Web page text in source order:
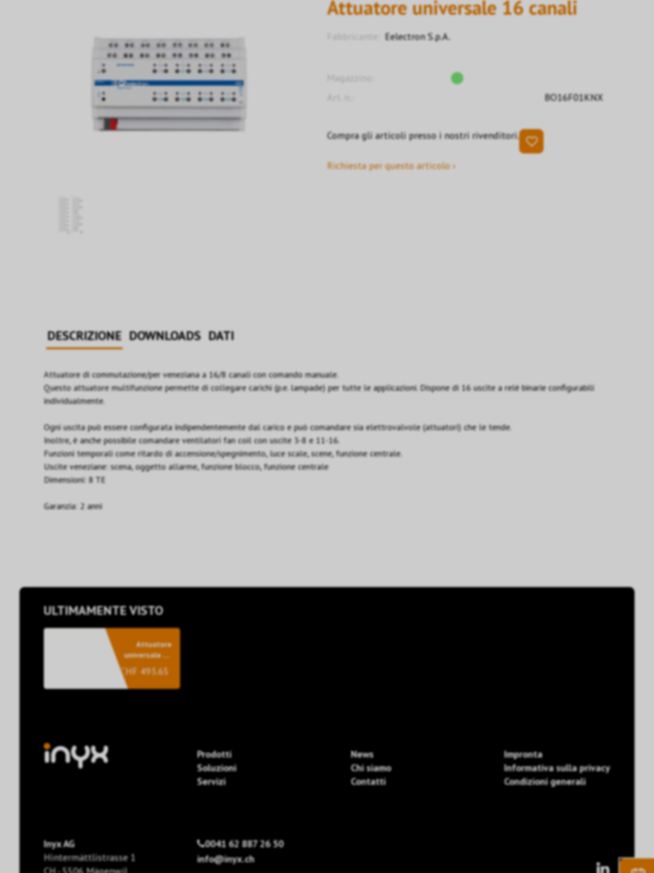
Attuatore universale 16 canali
Eelectron S.p.A.
BO16F01KNX
Compra gli articoli presso i nostri rivenditori.
Richiesta per questo articolo ›
DESCRIZIONE DOWNLOADS DATI
Attuatore di commutazione/per veneziana a 16/8 canali con comando manuale.
Questo attuatore multifunzione permette di collegare carichi (p.e. lampade) per tutte le applicazioni. Dispone di 16 uscite a relè binarie configurabili
individualmente.
Ogni uscita può essere configurata indipendentemente dal carico e può comandare sia elettrovalvole (attuatori) che le tende.
Inoltre, è anche possibile comandare ventilatori fan coil con uscite 3-8 e 11-16.
Funzioni temporali come ritardo di accensione/spegnimento, luce scale, scene, funzione centrale.
Uscite veneziane: scena, oggetto allarme, funzione blocco, funzione centrale
Dimensioni: 8 TE
Garanzia: 2 anni
ULTIMAMENTE VISTO
Attuatore
universale 16
canali
CHF 493.65
Prodotti
Soluzioni
Servizi
News
Chi siamo
Contatti
Impronta
Informativa sulla privacy
Condizioni generali
Inyx AG
Hintermättlistrasse 1
0041 62 887 26 50
info@inyx.ch